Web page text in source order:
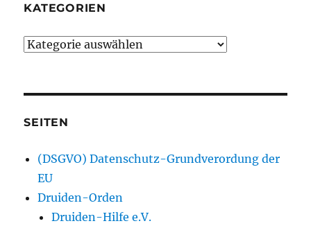
KATEGORIEN
Kategorien
SEITEN
(DSGVO) Datenschutz-Grundverordung der
EU
Druiden-Orden
Druiden-Hilfe e.V.